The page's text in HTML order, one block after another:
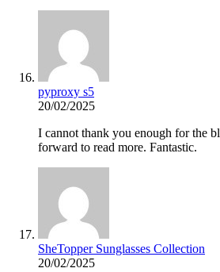
pyproxy s5
20/02/2025
I cannot thank you enough for the
forward to read more. Fantastic.
SheTopper Sunglasses Collection
20/02/2025